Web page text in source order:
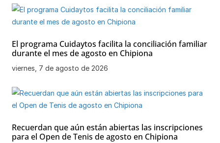
El programa Cuidaytos facilita la conciliación familiar
durante el mes de agosto en Chipiona
viernes, 7 de agosto de 2026
Recuerdan que aún están abiertas las inscripciones
para el Open de Tenis de agosto en Chipiona